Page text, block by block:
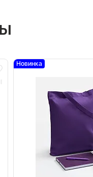
Новинка